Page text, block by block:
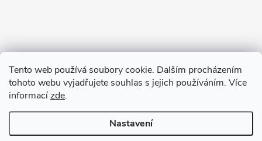
Tento web používá soubory cookie. Dalším procházením
tohoto webu vyjadřujete souhlas s jejich používáním. Více
informacízde.
Nastavení
Copyright 2026VV DESIGN. Všechna práva vyhrazena.Upravit